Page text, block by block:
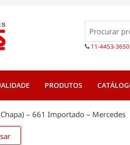
11-4453-3650
PRODUTOS
– 661 Importado – Mercedes